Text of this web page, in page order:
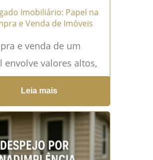
Imobiliário: Papel na
e Venda de Imóveis
e venda de um
envolve valores altos,
importantes e
detalhes burocráticos.
cenário, o suporte de
imobiliário é
que recomendado
Leia mais